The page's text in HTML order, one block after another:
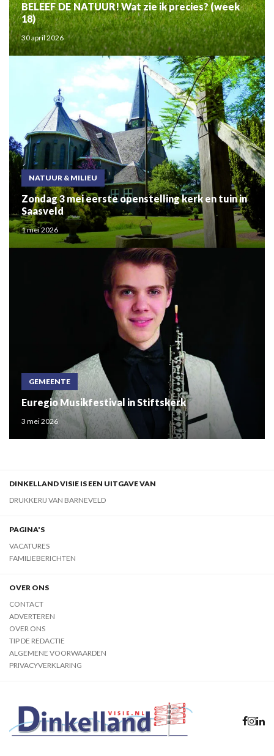
BELEEF DE NATUUR! Wat zie ik precies? (week
18)
30 april 2026
NATUUR & MILIEU
Zondag 3 mei eerste openstelling kerk en tuin in
Saasveld
1 mei 2026
GEMEENTE
Euregio Musikfestival in Stiftskerk
3 mei 2026
DINKELLAND VISIE IS EEN UITGAVE VAN
DRUKKERIJ VAN BARNEVELD
PAGINA'S
VACATURES
FAMILIEBERICHTEN
OVER ONS
CONTACT
ADVERTEREN
OVER ONS
TIP DE REDACTIE
ALGEMENE VOORWAARDEN
PRIVACYVERKLARING